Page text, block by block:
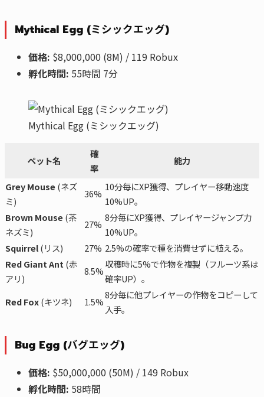
Mythical Egg (ミシックエッグ)
価格: $8,000,000 (8M) / 119 Robux
孵化時間: 55時間 7分
Mythical Egg (ミシックエッグ)
ペット名
確
率
能力
Grey Mouse(ネズ
ミ)
36%
10分毎にXP獲得、プレイヤー移動速度
10%UP。
Brown Mouse(茶
ネズミ)
27%
8分毎にXP獲得、プレイヤージャンプ力
10%UP。
Squirrel(リス) 27% 2.5%の確率で種を消費せずに植える。
Red Giant Ant(赤
アリ)
8.5%
収穫時に5%で作物を複製（フルーツ系は
確率UP）。
Red Fox(キツネ) 1.5%
8分毎に他プレイヤーの作物をコピーして
入手。
Bug Egg (バグエッグ)
価格: $50,000,000 (50M) / 149 Robux
孵化時間: 58時間